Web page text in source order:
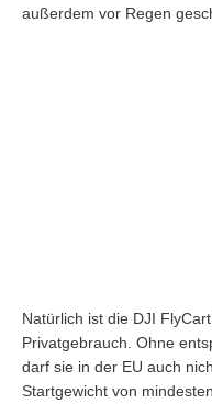
außerdem vor Regen
Natürlich ist die DJI
Privatgebrauch. Ohne
darf sie in der EU auch
Startgewicht von